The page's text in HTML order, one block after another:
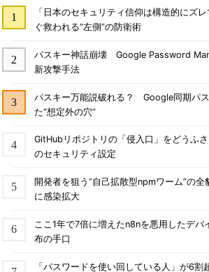
「日本のセキュリティ信仰は構造的にズ
ぐ救われる“左側”の防衛術
パスキー神話崩壊 Google Password
新攻撃手法
パスキー万能説破れる？ Google同期パ
た“想定外の穴”
GitHubリポジトリの「侵入口」をどうふ
のセキュリティ設定
開発者を狙う“自己拡散型npmワーム”の
に感染拡大
ここ1年で7倍に増えたn8nを悪用したデバ
布の手口
「パスワードを使い回している人」が6